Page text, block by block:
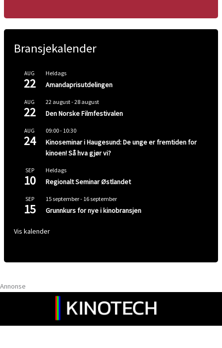
Bransjekalender
AUG
22
Heldags
Amandaprisutdelingen
AUG
22
22 august-28 august
Den Norske Filmfestivalen
AUG
24
09:00- 10:30
Kinoseminar i Haugesund: De unge er fremtiden for
kinoen! Så hva gjør vi?
SEP
10
Heldags
Regionalt Seminar Østlandet
SEP
15
15 september- 16 september
Grunnkurs for nye i kinobransjen
Vis kalender
Annonse